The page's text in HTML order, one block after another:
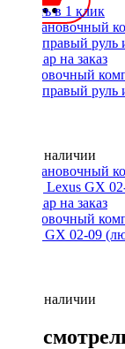
Купить в 1 клик
Установочный
2017, правый руль
Нет в наличии
Установочный
Lexus GX 02-09
Нет в наличии
Вы